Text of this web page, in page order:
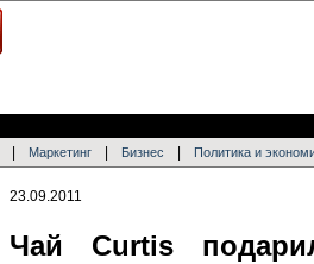
Маркетинг Бизнес Политика и
23.09.2011
Чай Curtis